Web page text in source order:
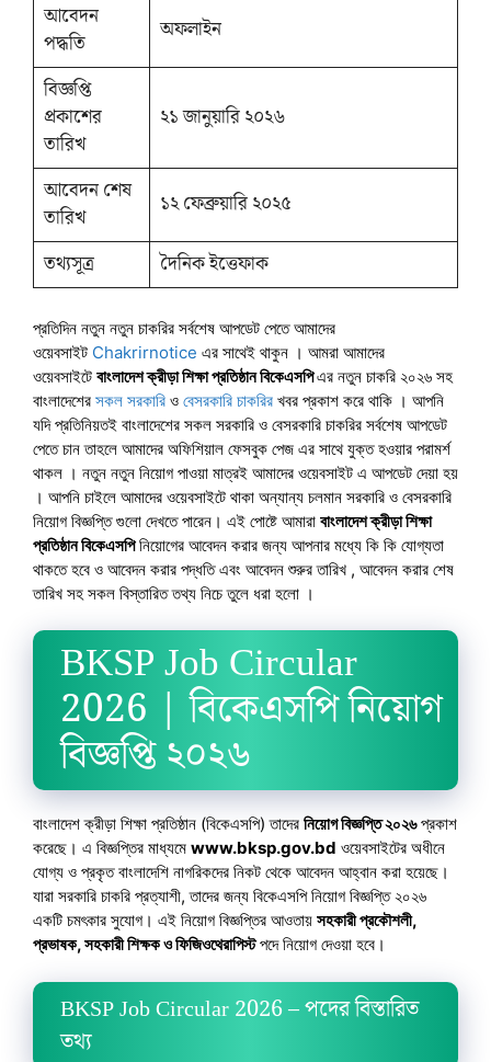
আবেদন
পদ্ধতি
অফলাইন
বিজ্ঞপ্তি
প্রকাশের
তারিখ
২১ জানুয়ারি ২০২৬
আবেদন শেষ
তারিখ
১২ ফেব্রুয়ারি ২০২৫
তথ্যসূত্র
দৈনিক ইত্তেফাক
প্রতিদিন নতুন নতুন চাকরির সর্বশেষ আপডেট পেতে আমাদের
ওয়েবসাইট Chakrirnotice এর সাথেই থাকুন । আমরা আমাদের
ওয়েবসাইটে বাংলাদেশ ক্রীড়া শিক্ষা প্রতিষ্ঠান বিকেএসপিএর নতুন চাকরি ২০২৬ সহ
বাংলাদেশের সকল সরকারি ও বেসরকারি চাকরির খবর প্রকাশ করে থাকি । আপনি
যদি প্রতিনিয়তই বাংলাদেশের সকল সরকারি ও বেসরকারি চাকরির সর্বশেষ আপডেট
পেতে চান তাহলে আমাদের অফিশিয়াল ফেসবুক পেজ এর সাথে যুক্ত হওয়ার পরামর্শ
থাকল । নতুন নতুন নিয়োগ পাওয়া মাত্রই আমাদের ওয়েবসাইট এ আপডেট দেয়া হয়
। আপনি চাইলে আমাদের ওয়েবসাইটে থাকা অন্যান্য চলমান সরকারি ও বেসরকারি
নিয়োগ বিজ্ঞপ্তি গুলো দেখতে পারেন। এই পোষ্টে আমারা বাংলাদেশ ক্রীড়া শিক্ষা
প্রতিষ্ঠান বিকেএসপিনিয়োগের আবেদন করার জন্য আপনার মধ্যে কি কি যোগ্যতা
থাকতে হবে ও আবেদন করার পদ্ধতি এবং আবেদন শুরুর তারিখ , আবেদন করার শেষ
তারিখ সহ সকল বিস্তারিত তথ্য নিচে তুলে ধরা হলো ।
BKSP Job Circular
2026 | বিকেএসপি নিয়োগ
বিজ্ঞপ্তি ২০২৬
বাংলাদেশ ক্রীড়া শিক্ষা প্রতিষ্ঠান (বিকেএসপি) তাদের নিয়োগ বিজ্ঞপ্তি ২০২৬প্রকাশ
করেছে। এ বিজ্ঞপ্তির মাধ্যমে www.bksp.gov.bd ওয়েবসাইটের অধীনে
যোগ্য ও প্রকৃত বাংলাদেশি নাগরিকদের নিকট থেকে আবেদন আহ্বান করা হয়েছে।
যারা সরকারি চাকরি প্রত্যাশী, তাদের জন্য বিকেএসপি নিয়োগ বিজ্ঞপ্তি ২০২৬
একটি চমৎকার সুযোগ। এই নিয়োগ বিজ্ঞপ্তির আওতায় সহকারী প্রকৌশলী,
প্রভাষক, সহকারী শিক্ষক ও ফিজিওথেরাপিস্টপদে নিয়োগ দেওয়া হবে।
BKSP Job Circular 2026 – পদের বিস্তারিত
তথ্য